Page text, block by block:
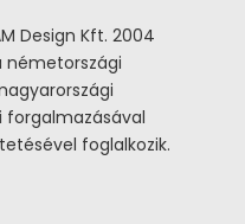
Design Kft. 2004
németországi
forgalmazásával
foglalkozik.